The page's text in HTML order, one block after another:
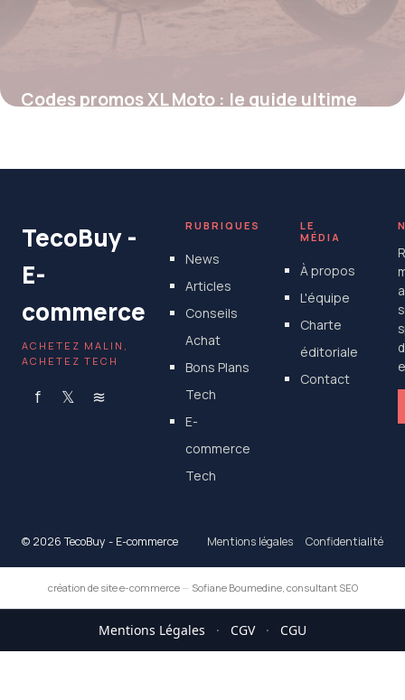
Codes promos XL Moto : le guide ultime
TecoBuy -
E-
commerce
ACHETEZ MALIN,
ACHETEZ TECH
f 𝕏 ≋
RUBRIQUES
News
Articles
Conseils
Achat
Bons Plans
Tech
E-
commerce
Tech
LE
MÉDIA
À propos
L'équipe
Charte
éditoriale
Contact
© 2026 TecoBuy - E-commerce Mentions légales Confidentialité
création de site e-commerce— Sofiane Boumedine, consultant SEO
Mentions Légales · CGV · CGU